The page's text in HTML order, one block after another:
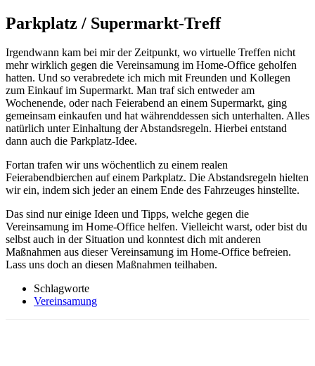
Parkplatz / Supermarkt-Treff
Irgendwann kam bei mir der Zeitpunkt, wo virtuelle Treffen nicht
mehr wirklich gegen die Vereinsamung im Home-Office geholfen
hatten. Und so verabredete ich mich mit Freunden und Kollegen
zum Einkauf im Supermarkt. Man traf sich entweder am
Wochenende, oder nach Feierabend an einem Supermarkt, ging
gemeinsam einkaufen und hat währenddessen sich unterhalten. Alles
natürlich unter Einhaltung der Abstandsregeln. Hierbei entstand
dann auch die Parkplatz-Idee.
Fortan trafen wir uns wöchentlich zu einem realen
Feierabendbierchen auf einem Parkplatz. Die Abstandsregeln hielten
wir ein, indem sich jeder an einem Ende des Fahrzeuges hinstellte.
Das sind nur einige Ideen und Tipps, welche gegen die
Vereinsamung im Home-Office helfen. Vielleicht warst, oder bist du
selbst auch in der Situation und konntest dich mit anderen
Maßnahmen aus dieser Vereinsamung im Home-Office befreien.
Lass uns doch an diesen Maßnahmen teilhaben.
Schlagworte
Vereinsamung